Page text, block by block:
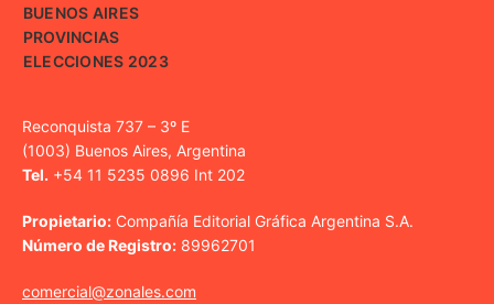
BUENOS AIRES
PROVINCIAS
ELECCIONES 2023
Reconquista 737 – 3º E
(1003) Buenos Aires, Argentina
Tel. +54 11 5235 0896 Int 202
Propietario: Compañía Editorial Gráfica Argentina S.A.
Número de Registro: 89962701
comercial@zonales.com